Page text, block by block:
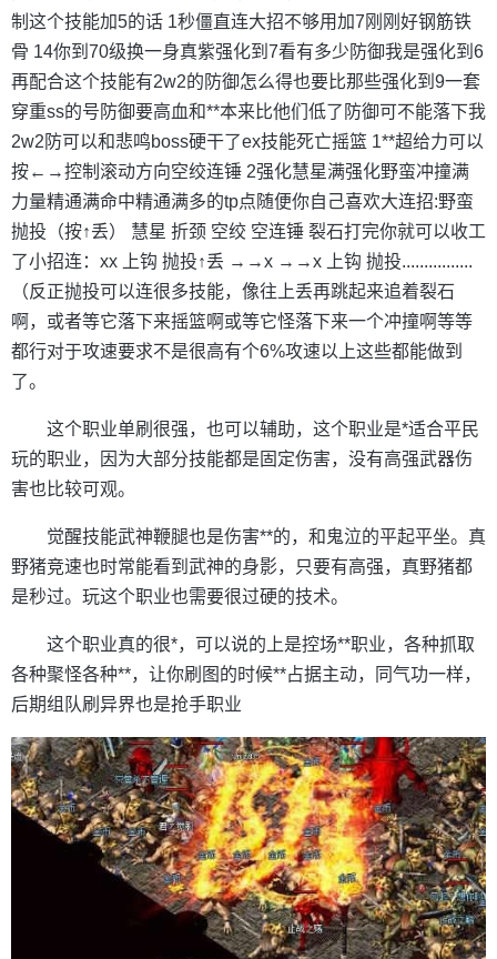
制这个技能加5的话 1秒僵直连大招不够用加7刚刚好钢筋铁
骨 14你到70级换一身真紫强化到7看有多少防御我是强化到6
再配合这个技能有2w2的防御怎么得也要比那些强化到9一套
穿重ss的号防御要高血和**本来比他们低了防御可不能落下我
2w2防可以和悲鸣boss硬干了ex技能死亡摇篮 1**超给力可以
按←→控制滚动方向空绞连锤 2强化慧星满强化野蛮冲撞满
力量精通满命中精通满多的tp点随便你自己喜欢大连招:野蛮
抛投（按↑丢） 慧星 折颈 空绞 空连锤 裂石打完你就可以收工
了小招连：xx 上钩 抛投↑丢 →→x →→x 上钩 抛投................
（反正抛投可以连很多技能，像往上丢再跳起来追着裂石
啊，或者等它落下来摇篮啊或等它怪落下来一个冲撞啊等等
都行对于攻速要求不是很高有个6%攻速以上这些都能做到
了。
这个职业单刷很强，也可以辅助，这个职业是*适合平民
玩的职业，因为大部分技能都是固定伤害，没有高强武器伤
害也比较可观。
觉醒技能武神鞭腿也是伤害**的，和鬼泣的平起平坐。真
野猪竞速也时常能看到武神的身影，只要有高强，真野猪都
是秒过。玩这个职业也需要很过硬的技术。
这个职业真的很*，可以说的上是控场**职业，各种抓取
各种聚怪各种**，让你刷图的时候**占据主动，同气功一样，
后期组队刷异界也是抢手职业